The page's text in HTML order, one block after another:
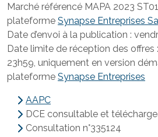
Marché référencé MAPA 2023
plateforme Synapse Entreprises
Date d’envoi à la publication :
Date limite de réception des offres
23h59, uniquement en version
plateforme Synapse Entreprises
AAPC
DCE consultable et
Consultation n°335124